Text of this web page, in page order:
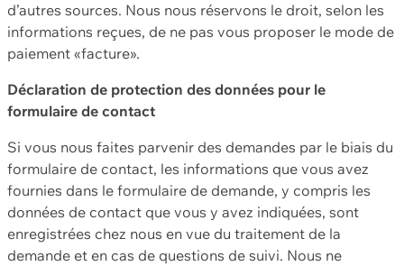
d’autres sources. Nous nous réservons le droit, selon les
informations reçues, de ne pas vous proposer le mode de
paiement «facture».
Déclaration de protection des données pour le
formulaire de contact
Si vous nous faites parvenir des demandes par le biais du
formulaire de contact, les informations que vous avez
fournies dans le formulaire de demande, y compris les
données de contact que vous y avez indiquées, sont
enregistrées chez nous en vue du traitement de la
demande et en cas de questions de suivi. Nous ne